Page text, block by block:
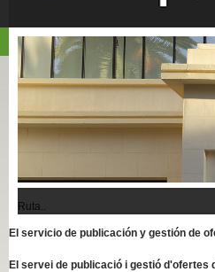
Ruta..
El servicio de publicación y gestión de
El servei de publicació i gestió